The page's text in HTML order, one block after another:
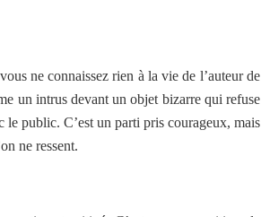
ne connaissez rien à la vie de l’auteur de
un intrus devant un objet bizarre qui refuse
public. C’est un parti pris courageux, mais
ne ressent.